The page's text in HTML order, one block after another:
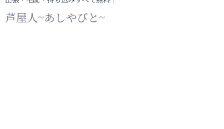
芦屋人~あしやびと~